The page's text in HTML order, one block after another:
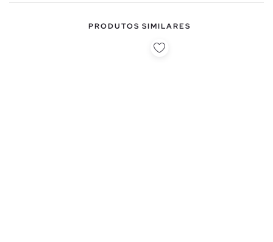
PRODUTOS SIMILARES